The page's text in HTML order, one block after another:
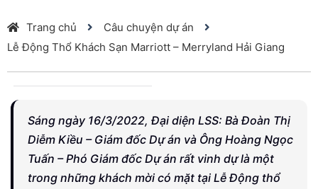
Trang chủ
Câu chuyện dự án
Lễ Động Thổ Khách Sạn Marriott – Merryland Hải Giang
Sáng ngày 16/3/2022, Đại diện LSS: Bà Đoàn Thị
Diễm Kiều – Giám đốc Dự án và Ông Hoàng Ngọc
Tuấn – Phó Giám đốc Dự án rất vinh dự là một
trong những khách mời có mặt tại Lễ Động thổ